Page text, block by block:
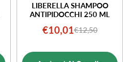
LIBERELLA SHAMPOO
ANTIPIDOCCHI 250 ML
Prezzo
€10,01Prezzo
€12,50